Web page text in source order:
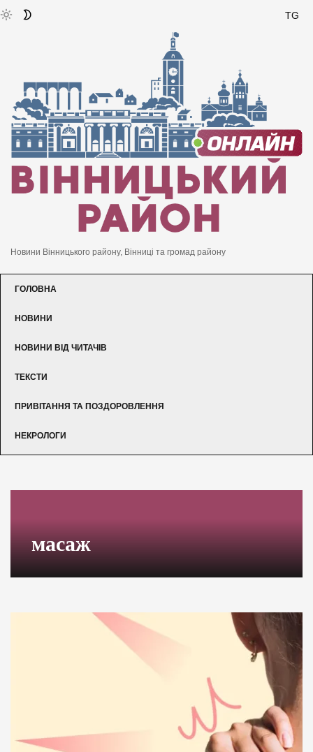
TG
Новини Вінницького району, Вінниці та громад району
ГОЛОВНА
НОВИНИ
НОВИНИ ВІД ЧИТАЧІВ
ТЕКСТИ
ПРИВІТАННЯ ТА ПОЗДОРОВЛЕННЯ
НЕКРОЛОГИ
масаж